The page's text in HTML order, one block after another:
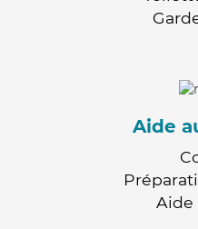
Aide
Aide